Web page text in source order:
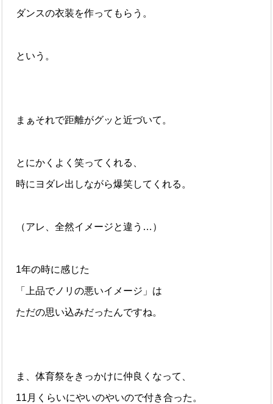
ダンスの衣装を作ってもらう。
という。
まぁそれで距離がグッと近づいて。
とにかくよく笑ってくれる、
時にヨダレ出しながら爆笑してくれる。
（アレ、全然イメージと違う…）
1年の時に感じた
「上品でノリの悪いイメージ」は
ただの思い込みだったんですね。
ま、体育祭をきっかけに仲良くなって、
11月くらいにやいのやいので付き合った。